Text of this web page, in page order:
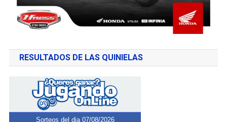
RESULTADOS DE LAS QUINIELAS